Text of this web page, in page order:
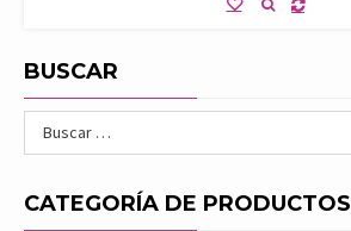
BUSCAR
CATEGORÍA DE PRODUCTOS